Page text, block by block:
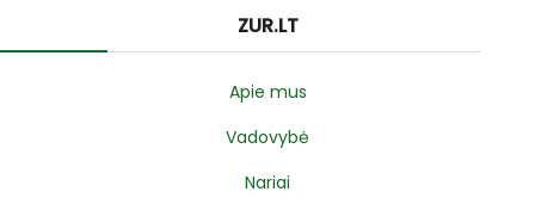
ZUR.LT
Apie mus
Vadovybė
Nariai